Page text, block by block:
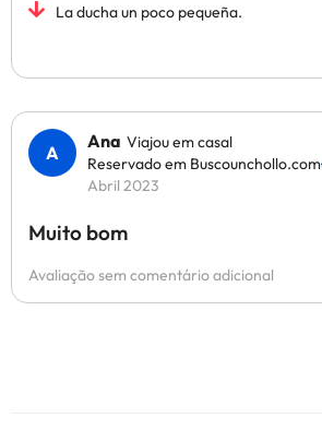
La ducha un poco pequeña.
Ana Viajou em casal
Reservado em Buscounchollo.com
Abril 2023
Muito bom
Avaliação sem comentário adicional